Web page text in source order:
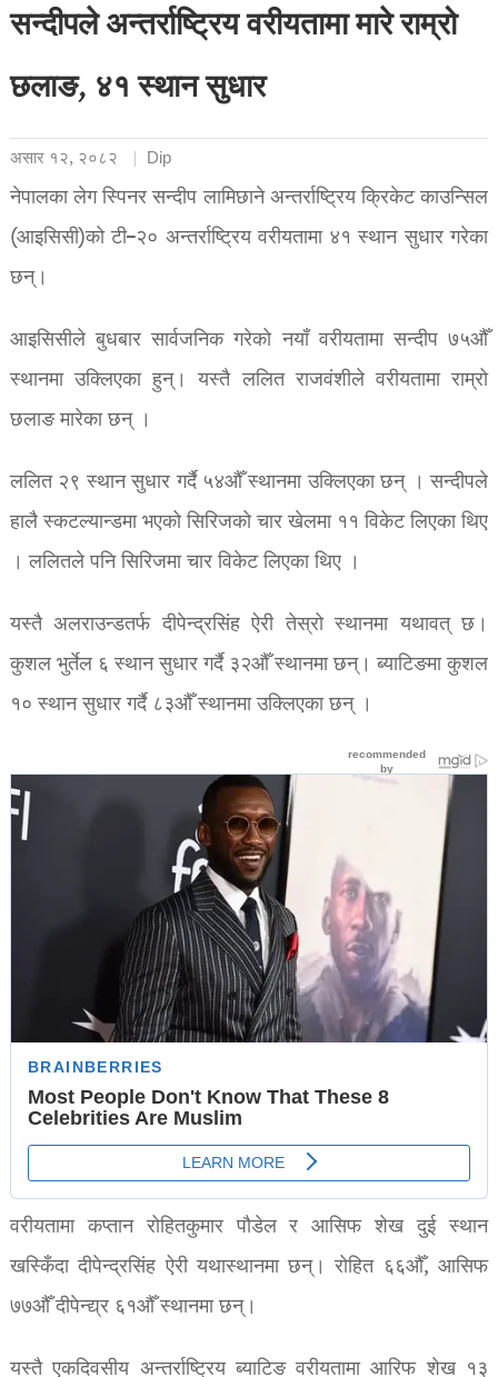
सन्दीपले अन्तर्राष्ट्रिय वरीयतामा मारे राम्रो
छलाङ, ४१ स्थान सुधार
असार १२, २०८२ Dip
नेपालका लेग स्पिनर सन्दीप लामिछाने अन्तर्राष्ट्रिय क्रिकेट काउन्सिल
(आइसिसी)को टी–२० अन्तर्राष्ट्रिय वरीयतामा ४१ स्थान सुधार गरेका
छन्।
आइसिसीले बुधबार सार्वजनिक गरेको नयाँ वरीयतामा सन्दीप ७५औँ
स्थानमा उक्लिएका हुन्। यस्तै ललित राजवंशीले वरीयतामा राम्रो
छलाङ मारेका छन् ।
ललित २९ स्थान सुधार गर्दै ५४औँ स्थानमा उक्लिएका छन् । सन्दीपले
हालै स्कटल्यान्डमा भएको सिरिजको चार खेलमा ११ विकेट लिएका थिए
। ललितले पनि सिरिजमा चार विकेट लिएका थिए ।
यस्तै अलराउन्डतर्फ दीपेन्द्रसिंह ऐरी तेस्रो स्थानमा यथावत् छ।
कुशल भुर्तेल ६ स्थान सुधार गर्दै ३२औँ स्थानमा छन्। ब्याटिङमा कुशल
१० स्थान सुधार गर्दै ८३औँ स्थानमा उक्लिएका छन् ।
वरीयतामा कप्तान रोहितकुमार पौडेल र आसिफ शेख दुई स्थान
खस्किँदा दीपेन्द्रसिंह ऐरी यथास्थानमा छन्। रोहित ६६औँ, आसिफ
७७औँ दीपेन्द्य्र ६१औँ स्थानमा छन्।
यस्तै एकदिवसीय अन्तर्राष्ट्रिय ब्याटिङ वरीयतामा आरिफ शेख १३